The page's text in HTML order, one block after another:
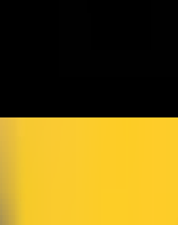
Instaleaza